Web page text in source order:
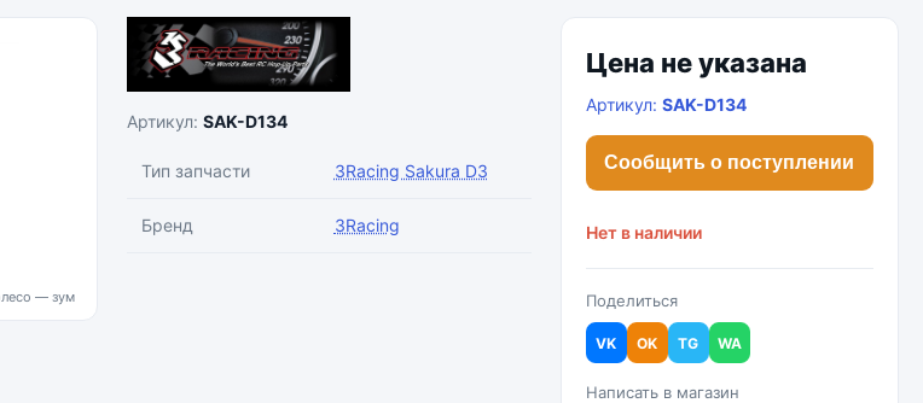
Артикул: SAK-D134
Тип запчасти 3Racing Sakura D3
Бренд 3Racing
Цена не указана
Артикул: SAK-D134
Сообщить о поступлении
Нет в наличии
Поделиться
VK OK TG WA
Написать в магазин